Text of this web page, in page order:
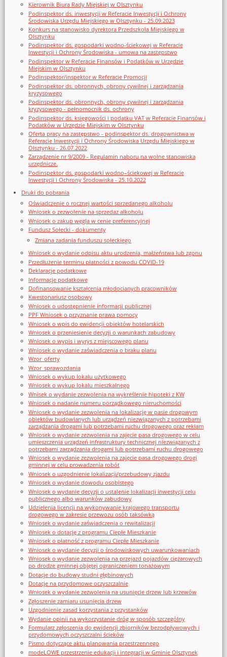
Kierownik Biura Rady Miejskiej w Olsztynku
Podinspektor ds. inwestycji w Referacie Inwestycji i Ochrony
Środowiska Urzędu Miejskiego w Olsztynku - 25.09.2023
Konkurs na stanowisko dyrektora Przedszkola Miejskiego w
Olsztynku
Podinspektor ds. gospodarki wodno-ściekowej w Referacie
Inwestycji i Ochrony Środowiska - umowa na zastępstwo
Podinspektor w Referacie Finansów i Podatków w Urzędzie
Miejskim w Olsztynku
Podinspektor/inspektor w Referacie Promocji
Podinspektor ds. obronnych, obrony cywilnej i zarządzania
kryzysowego
Podinspektor ds. obronnych, obrony cywilnej i zarządzania
kryzysowego - pełnomocnik ds. ochrony
Podinspektor ds. księgowości i podatku VAT w Referacie Finansów i
Podatków w Urzędzie Miejskim w Olsztynku
Oferta pracy na zastępstwo - podinspektor ds. drogownictwa w
Referacie Inwestycji i Ochrony Środowiska Urzędu Miejskiego w
Olsztynku - 26.07.2022
Zarządzenie nr 9/2009 - Regulamin naboru na wolne stanowiska
urzędnicze.
Podinspektor ds. gospodarki wodno–ściekowej w Referacie
Inwestycji i Ochrony Środowiska - 25.10.2022
Druki do pobrania
Oświadczenie o rocznej wartości sprzedanego alkoholu
Wniosek o zezwolenie na sprzedaz alkoholu
Wniosek o zakup węgla w cenie preferencyjnej
Fundusz Sołecki - dokumenty
Zmiana zadania funduszu sołeckiego
Wniosek o wydanie odpisu aktu urodzenia, małżeństwa lub zgonu
Przedłużenie terminu płatności z powodu COVID-19
Deklaracje podatkowe
Informacje podatkowe
Dofinansowanie kształcenia młodocianych pracowników
Kwestonariusz osobowy
Wniosek o udostępnienie informacji publicznej
PPF Wniosek o przyznanie prawa pomocy
Wniosek o wpis do ewidencji obiektów hotelarskich
Wniosek o przeniesienie decyzji o warunkach zabudowy
Wniosek o wypis i wyrys z miejscowego planu
Wniosek o wydanie zaświadczenia o braku planu
Wzor_oferty
Wzor_sprawozdania
Wniosek o wykup lokalu użytkowego
Wniosek o wykup lokalu mieszkalnego
Wnisek o wydanie zezwolenia na wykreślenie hipoteki z KW
Wniosek o nadanie numeru porządkowego nieruchomości
Wniosek o wydanie zezwolenia na lokalizację w pasie drogowym
obiektów budowlanych lub urządzeń niezwiązanych z potrzebami
zarządzania drogami lub potrzebami ruchu drogowego oraz reklam
Wniosek o wydanie zezwolenia na zajęcie pasa drogowego w celu
umieszczenia urządzeń infrastruktury technicznej niezwiązanych z
potrzebami zarządzania drogami lub potrzebami ruchu drogowego
Wniosek o wydanie zezwolenia na zajęcie pasa drogowego drogi
gminnej w celu prowadzenia robót
Wniosek o uzgodnienie lokalizacji/przebudowy zjazdu
Wniosek o wydanie dowodu osobistego
Wniosek o wydanie decyzji o ustalenie lokalizacji inwestycji celu
publicznego albo warunków zabudowy
Udzielenia licencji na wykonywanie krajowego transportu
drogowego w zakresie przewozu osób taksówką
Wniosek o wydanie zaświadczenia o rewitalizacji
Wniosek o dotację z programu Ciepłe Mieszkanie
Wniosek o płatność z programu Ciepłe Mieszkanie
Wniosek o wydanie decyzji o środowiskowych uwarunkowaniach
Wniosek o wydanie zezwolenia na przejazd pojazdów ciężarowych
po drodze gminnej objętej ograniczeniem tonażowym
Dotacje do budowy studni głębinowych
Dotacje na przydomowe oczyszczalnie
Wniosek o wydanie zezwolenia na usunięcie drzew lub krzewów
Zgłoszenie zamiaru usunięcia drzew
Uzgodnienie zasad korzystania z przystanków
Wydanie opinii na wykorzystanie dróg w sposób szczególny
Formularz zgłoszenia do ewidencji zbiorników bezodpływowych i
przydomowych oczyszczalni ścieków
Pismo dotyczące aktu planowania przestrzennego
modeLOWE przestrzenie edukacji i integracji w Gminie Olsztynek